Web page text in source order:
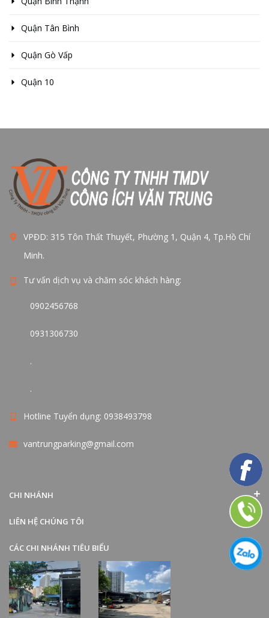
Quận Tân Bình
Quận Gò Vấp
Quận 10
VPĐD: 315 Tôn Thất Thuyết, Phường 1, Quận 4, Tp.Hồ Chí
Minh.
Tư vấn dịch vụ và chăm sóc khách hàng:
0902456768
0931306730
.
.
Hotline Tuyển dụng: 0938493798
vantrungparking@gmail.com
CHI NHÁNH
LIÊN HỆ CHÚNG TÔI
CÁC CHI NHÁNH TIÊU BIỂU